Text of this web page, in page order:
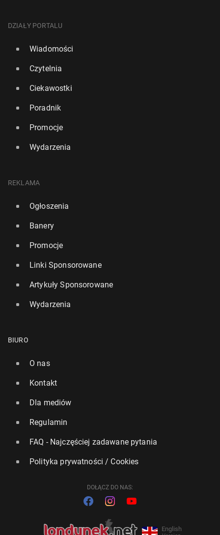
DZIAŁY PORTALU
Wiadomości
Czytelnia
Ciekawostki
Poradnik
Promocje
Wydarzenia
REKLAMA
Ogłoszenia
Banery
Promocje
Linki Sponsorowane
Artykuły Sponsorowane
Wydarzenia
BIURO
O nas
Kontakt
Dla mediów
Regulamin
FAQ - Najczęściej zadawane pytania
Polityka prywatności / Cookies
DOŁĄCZ DO NAS:
English